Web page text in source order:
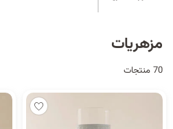
مزهريات
70 منتجات